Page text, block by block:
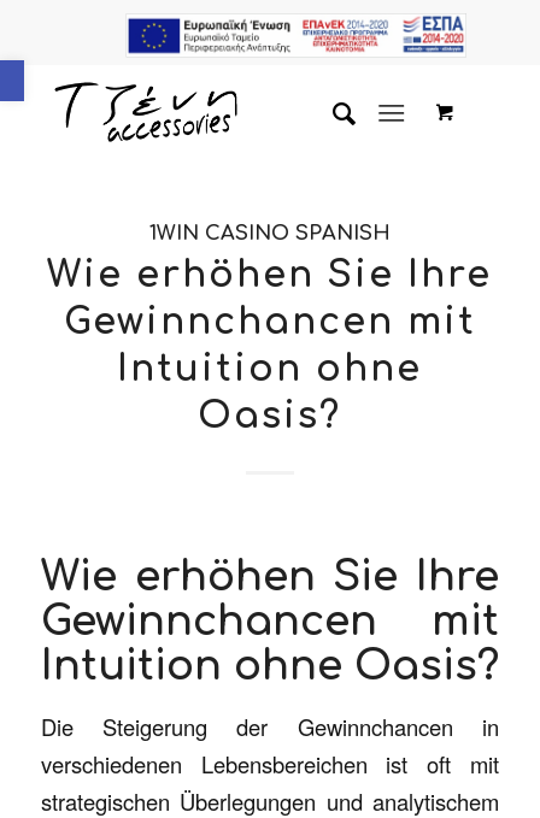
Ανοίξτε τη γραμμή εργαλείων
1WIN CASINO SPANISH
Wie erhöhen Sie Ihre
Gewinnchancen mit
Intuition ohne
Oasis?
Wie erhöhen Sie Ihre
Gewinnchancen mit
Intuition ohne Oasis?
Die Steigerung der Gewinnchancen in
verschiedenen Lebensbereichen ist oft mit
strategischen Überlegungen und analytischem